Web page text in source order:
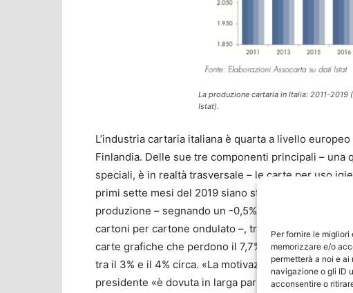
Per fornire le
memorizzare e/o
permetterà a noi e
navigazione o gli ID
acconsentire o
La produzione cartaria in Italia: 2011-
Istat).
L’industria cartaria italiana è quarta a livello
Finlandia. Delle sue tre componenti principali –
speciali, è in realtà trasversale – le carte per uso
primi sette mesi del 2019 siano state
produzione – segnando un -0,5% sia per il tissue sia
cartoni per cartone ondulato –, trainano l’intero
carte grafiche che perdono il 7,7%, contrariamente
tra il 3% e il 4% circa. «La motivazione di questa
presidente «è dovuta in larga parte al calo delle